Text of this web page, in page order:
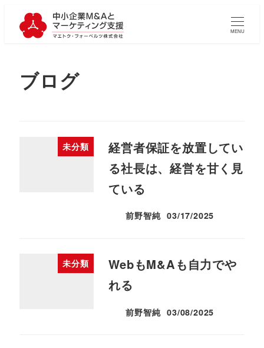
MENU
ブログ
未分類
経営者保証を放置してい
る社長は、経営を甘く見
ている
前野智純
投稿日
03/17/2025
未分類
WebもM&Aも自力でや
れる
前野智純
投稿日
03/08/2025